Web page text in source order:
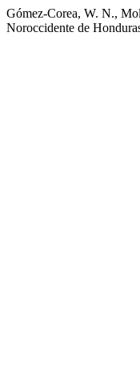
Gómez-Corea, W. N.,
Noroccidente de